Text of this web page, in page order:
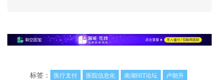
标签： 医疗支付 医院信息化 南湖HIT论坛
卢朝升